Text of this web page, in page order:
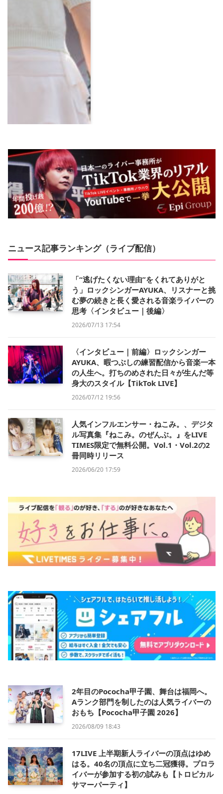
ニュース記事ランキング（ライブ配信）
「“逃げたくない理由”をくれてありがと
う」ロックシンガーAYUKA、リスナーと挑
む夢の続きと長く愛される音楽ライバーの
思考〈インタビュー｜後編〉
2026/07/13 17:54
〈インタビュー｜前編〉ロックシンガー
AYUKA、暇つぶしの練習配信から音楽一本
の人生へ。打ちのめされた日々が生んだ等
身大のスタイル【TikTok LIVE】
2026/07/12 19:56
人気インフルエンサー・ねこみ。、デジタ
ル写真集『ねこみ。のぜんぶ。』をLIVE
TIMES限定で無料公開。Vol.1・Vol.2の2
冊同時リリース
2026/06/20 17:59
2年目のPococha甲子園、舞台は福岡へ。
Aランク部門を制したのは人気ライバーの
おもち【Pococha甲子園 2026】
2026/08/09 18:43
17LIVE 上半期新人ライバーの頂点はゆめ
はる。40名の頂点に立ち二冠獲得。プロラ
イバーが参加する初の試みも【トロピカル
サマーパーティ】